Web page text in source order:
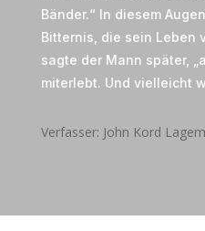
Bänder.“ In diesem
Bitternis, die sein Leben
sagte der Mann später,
miterlebt. Und vielleicht
Verfasser: John Kord